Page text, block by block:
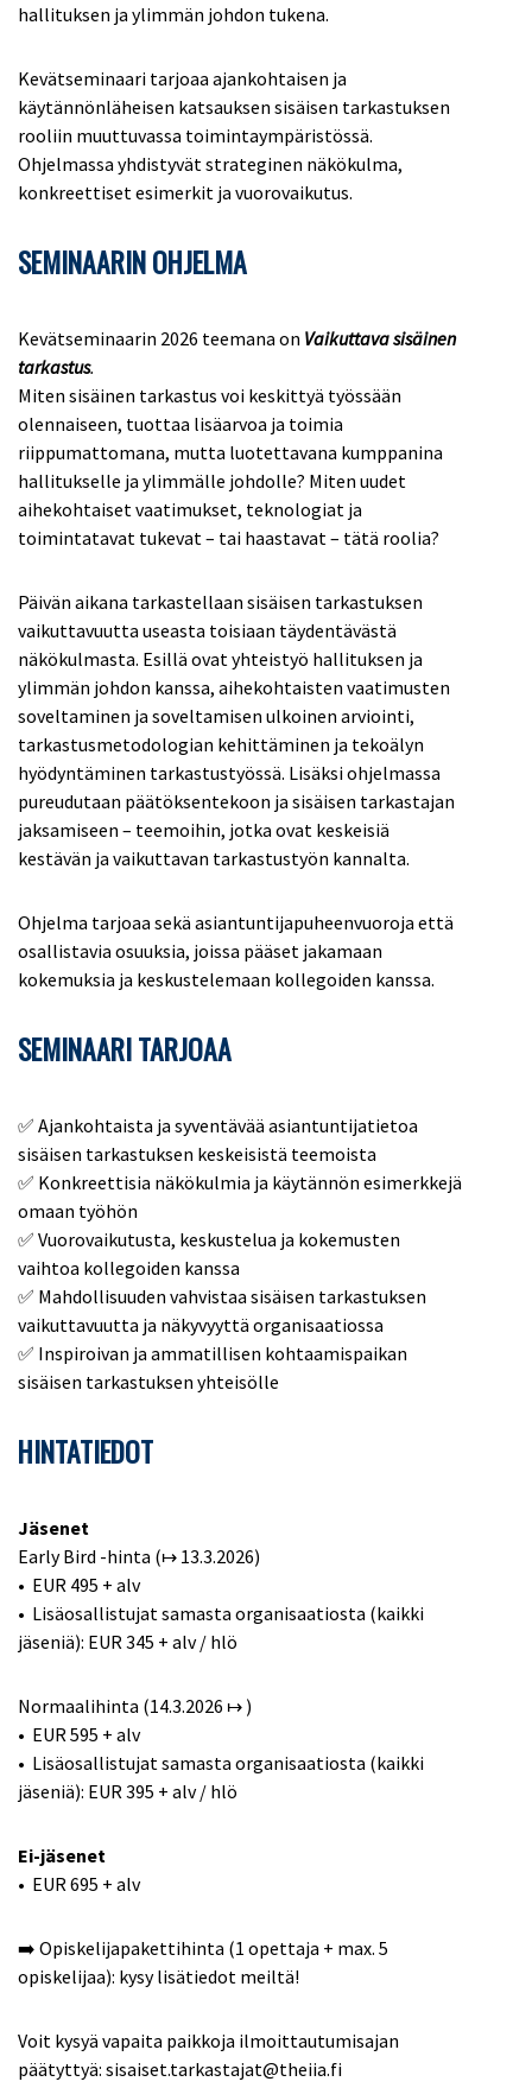
hallituksen ja ylimmän johdon tukena.
Kevätseminaari tarjoaa ajankohtaisen ja
käytännönläheisen katsauksen sisäisen tarkastuksen
rooliin muuttuvassa toimintaympäristössä.
Ohjelmassa yhdistyvät strateginen näkökulma,
konkreettiset esimerkit ja vuorovaikutus.
SEMINAARIN OHJELMA
Kevätseminaarin 2026 teemana on Vaikuttava sisäinen
tarkastus.
Miten sisäinen tarkastus voi keskittyä työssään
olennaiseen, tuottaa lisäarvoa ja toimia
riippumattomana, mutta luotettavana kumppanina
hallitukselle ja ylimmälle johdolle? Miten uudet
aihekohtaiset vaatimukset, teknologiat ja
toimintatavat tukevat – tai haastavat – tätä roolia?
Päivän aikana tarkastellaan sisäisen tarkastuksen
vaikuttavuutta useasta toisiaan täydentävästä
näkökulmasta. Esillä ovat yhteistyö hallituksen ja
ylimmän johdon kanssa, aihekohtaisten vaatimusten
soveltaminen ja soveltamisen ulkoinen arviointi,
tarkastusmetodologian kehittäminen ja tekoälyn
hyödyntäminen tarkastustyössä. Lisäksi ohjelmassa
pureudutaan päätöksentekoon ja sisäisen tarkastajan
jaksamiseen – teemoihin, jotka ovat keskeisiä
kestävän ja vaikuttavan tarkastustyön kannalta.
Ohjelma tarjoaa sekä asiantuntijapuheenvuoroja että
osallistavia osuuksia, joissa pääset jakamaan
kokemuksia ja keskustelemaan kollegoiden kanssa.
SEMINAARI TARJOAA
✅ Ajankohtaista ja syventävää asiantuntijatietoa
sisäisen tarkastuksen keskeisistä teemoista
✅ Konkreettisia näkökulmia ja käytännön esimerkkejä
omaan työhön
✅ Vuorovaikutusta, keskustelua ja kokemusten
vaihtoa kollegoiden kanssa
✅ Mahdollisuuden vahvistaa sisäisen tarkastuksen
vaikuttavuutta ja näkyvyyttä organisaatiossa
✅ Inspiroivan ja ammatillisen kohtaamispaikan
sisäisen tarkastuksen yhteisölle
HINTATIEDOT
Jäsenet
Early Bird -hinta (↦ 13.3.2026)
• EUR 495 + alv
• Lisäosallistujat samasta organisaatiosta (kaikki
jäseniä): EUR 345 + alv / hlö
Normaalihinta (14.3.2026 ↦ )
• EUR 595 + alv
• Lisäosallistujat samasta organisaatiosta (kaikki
jäseniä): EUR 395 + alv / hlö
Ei-jäsenet
• EUR 695 + alv
➡️ Opiskelijapakettihinta (1 opettaja + max. 5
opiskelijaa): kysy lisätiedot meiltä!
Voit kysyä vapaita paikkoja ilmoittautumisajan
päätyttyä: sisaiset.tarkastajat@theiia.fi